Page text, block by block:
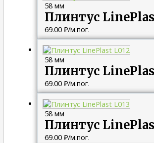
58 мм
Плинтус
69.00 ₽/м.пог.
58 мм
Плинтус
69.00 ₽/м.пог.
58 мм
Плинтус
69.00 ₽/м.пог.